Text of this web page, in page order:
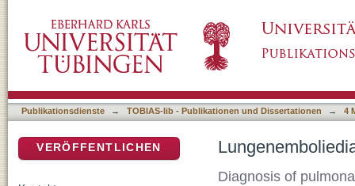
Publikationsdienste → TOBIAS-lib - Publikationen und Dissertationen → 4
Diagnosis of
VERÖFFENTLICHEN